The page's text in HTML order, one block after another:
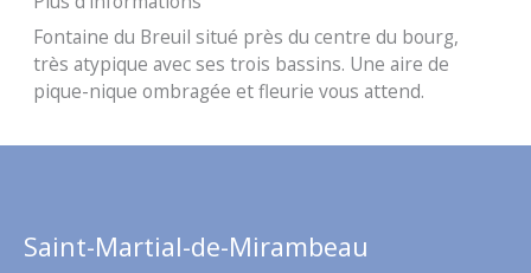
Fontaine du Breuil situé près du centre du bourg,
très atypique avec ses trois bassins. Une aire de
pique-nique ombragée et fleurie vous attend.
Saint-Martial-de-Mirambeau